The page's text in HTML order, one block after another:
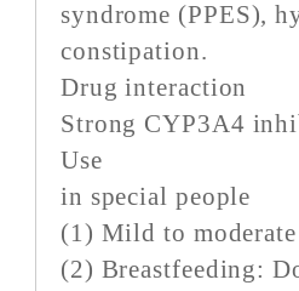
syndrome (PPES),
constipation.
Drug interaction
Strong CYP3A4
Use
in special people
(1) Mild to
(2) Breastfeeding: